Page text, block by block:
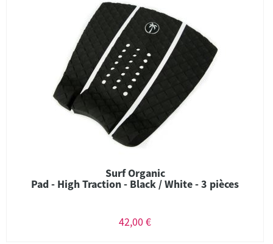
Surf Organic
Pad - High Traction - Black / White - 3 pièces
42,00 €